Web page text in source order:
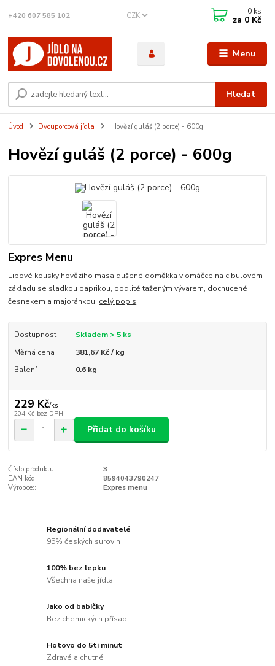
Menu
CZK
Hledat
+420 607 585 102 0 ks
za 0 Kč
Úvod Dvouporcová jídla Hovězí guláš (2 porce) - 600g
Hovězí guláš (2 porce) - 600g
Expres Menu
Libové kousky hovězího masa dušené doměkka v omáčce na cibulovém
základu se sladkou paprikou, podlité taženým vývarem, dochucené
česnekem a majoránkou. celý popis
Dostupnost
Skladem > 5 ks
Měrná cena
381,67 Kč / kg
Balení
0.6 kg
229 Kč/ks
204 Kč bez DPH
Přidat do košíku
Číslo produktu:
3
EAN kód:
8594043790247
Výrobce::
Expres menu
Regionální dodavatelé
95% českých surovin
100% bez lepku
Všechna naše jídla
Jako od babičky
Bez chemických přísad
Hotovo do 5ti minut
Zdravé a chutné